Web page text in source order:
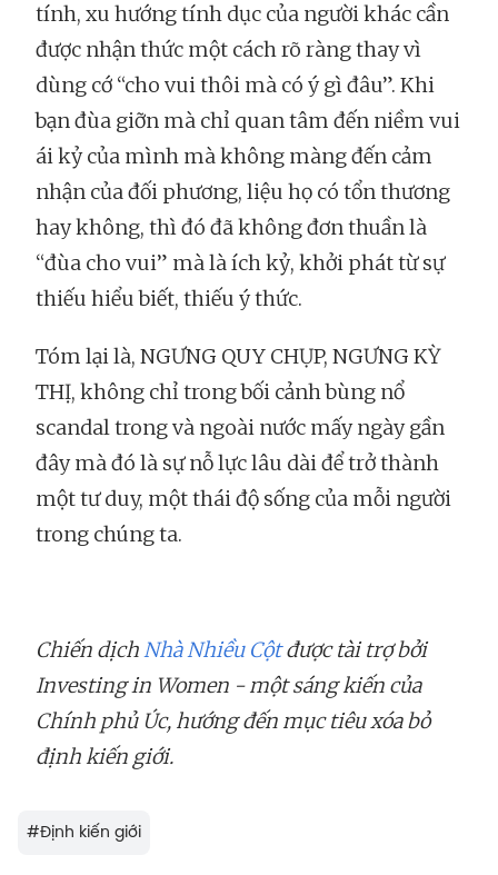
tính, xu hướng tính dục của người khác cần
được nhận thức một cách rõ ràng thay vì
dùng cớ “cho vui thôi mà có ý gì đâu”. Khi
bạn đùa giỡn mà chỉ quan tâm đến niềm vui
ái kỷ của mình mà không màng đến cảm
nhận của đối phương, liệu họ có tổn thương
hay không, thì đó đã không đơn thuần là
“đùa cho vui” mà là ích kỷ, khởi phát từ sự
thiếu hiểu biết, thiếu ý thức.
Tóm lại là, NGƯNG QUY CHỤP, NGƯNG KỲ
THỊ, không chỉ trong bối cảnh bùng nổ
scandal trong và ngoài nước mấy ngày gần
đây mà đó là sự nỗ lực lâu dài để trở thành
một tư duy, một thái độ sống của mỗi người
trong chúng ta.
Chiến dịchNhà Nhiều Cộtđược tài trợ bởi
Investing in Women - một sáng kiến của
Chính phủ Úc, hướng đến mục tiêu xóa bỏ
định kiến giới.
#Định kiến giới